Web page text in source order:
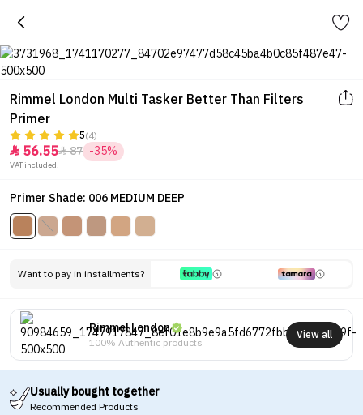
Rimmel London Multi Tasker Better Than Filters
Primer
5(4)
 56.5587 -35%
VAT included.
Primer Shade: 006 MEDIUM DEEP
Want to pay in installments?
Rimmel London
100% Authentic products
View all
Usually bought together
Recommended Products